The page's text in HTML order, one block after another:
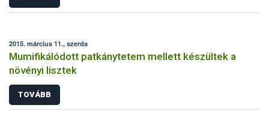
2015. március 11., szerda
Mumifikálódott patkánytetem mellett készültek a
növényi lisztek
TOVÁBB